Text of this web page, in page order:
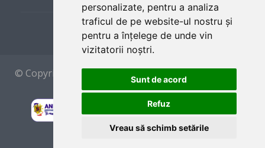
personalizate, pentru a analiza
traficul de pe website-ul nostru și
pentru a înțelege de unde vin
vizitatorii noștri.
Sunt de acord
Refuz
Vreau să schimb setările
Deli Worker: - Respond to customer queries, make
product recommendations and provide samples. - Help
customers locate, choose and buy products. - Weigh, label,
package and make products ready for billing and delivery. -
work areas and maintain tools and equipment. - Coordinate
with other staff in following food safety and hygiene
procedures according to company policy. - Ensure prompt
service and high level of customer satisfaction.
Sponsors and Partners
© Copyright 2012 by CAEPROMANIA - Made With
In București